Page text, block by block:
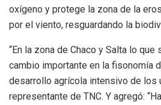
oxígeno y protege la zona de la
por el viento, resguardando la
“En la zona de Chaco y Salta lo
cambio importante en la fisonomía
desarrollo agrícola intensivo de los
representante de TNC. Y agregó: